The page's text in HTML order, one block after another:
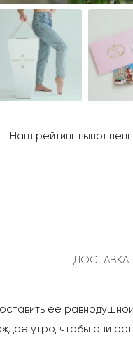
Наш рейтинг
ДОСТАВКА
ее
утро, чтобы они